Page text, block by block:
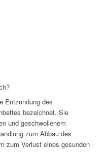
Entzündung des
bezeichnet. Sie
und geschwollenem
zum Abbau des
zum Verlust eines gesunden